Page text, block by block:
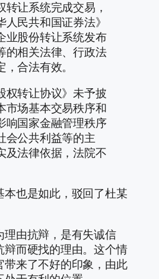
转让系统完成交易，
人民共和国证券法》
业股份转让系统发布
的相关法律、行政法
合法有效。
权转让协议》未予披
市场基本交易秩序和
响国家金融管理秩序
会公共利益等的主
及法律依据，法院不
本也是如此，驳回了杜某
理由抗辩，是有失诚信
辩而硬找的理由。这个情
带来了不好的印象，由此